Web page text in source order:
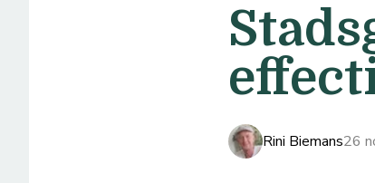
Rini Biemans26